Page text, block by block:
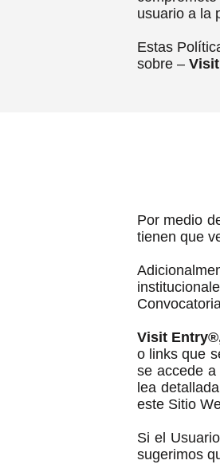
usuario a la
Estas
sobre –
Por medio
tienen que
Visit
o links que
se accede
lea
este Sitio
Si el
sugerimos